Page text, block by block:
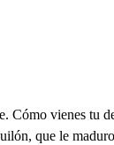
penas, y que procuro aliviarlas? Válgame el cielo! señor, como son las honras tantas que me hacéis, no imaginé que ocuparades el alma con amorosos deseos, sin que yo participara de su noticia, pues veis que están mi vida, y mi espada, mi cuidado, y mi lealtad rendidos a vuestras plantas. Pues ahora os doy noticia, vive Dios que se recata de mí, haciendo cortesía de lo mismo que él se guarda. Mis sospechas fueron ciertas, permita amor sosegarlas, con que mi Leonor no sea el sujeto que las causa. Es tan hermoso imposible el que mi amor Idolatra, que aún hace veneración de los silencios el alma, pero como el fuego es tanto, es bien que le den mis ansias noticias donde respire, no mate amor, ya que abrasa. Señor, y es en esta calle? Tiene partes soberanas: cuidadosa es la pregunta. Príncipe,